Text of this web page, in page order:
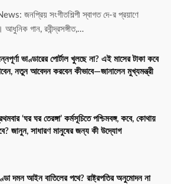
জনপ্রিয় সংগীতশিল্পী স্বাগত দে-র প্রয়াণে
গান, রবীন্দ্রসঙ্গীত,…
ভাণ্ডারের পোর্টাল খুলছে না? এই মাসের টাকা কবে
নতুন আবেদন করবেন কীভাবে—জানালেন মুখ্যমন্ত্রী
‘ঘর ঘর তেরঙ্গা’ কর্মসূচিতে পশ্চিমবঙ্গ, কবে, কোথায়
জানুন, সাধারণ মানুষের জন্য কী উদ্যোগ
দমন আইন বাতিলের পথে? রাষ্ট্রপতির অনুমোদন না